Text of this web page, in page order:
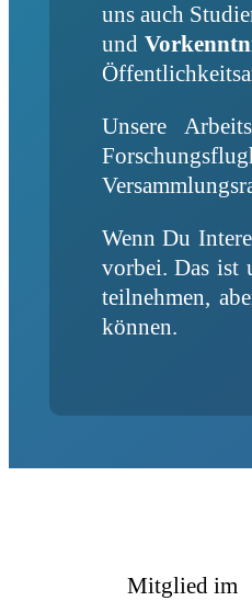
uns auch
und
Unsere
Wenn Du
vorbei. Das ist
teilnehmen,
können.
Mitglied im